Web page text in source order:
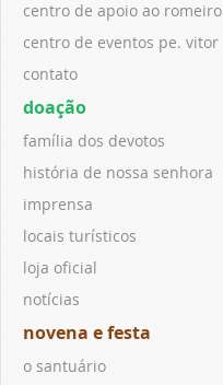
centro de apoio ao romeiro
centro de eventos pe. vitor
contato
doação
família dos devotos
história de nossa senhora
imprensa
locais turísticos
loja oficial
notícias
novena e festa
o santuário